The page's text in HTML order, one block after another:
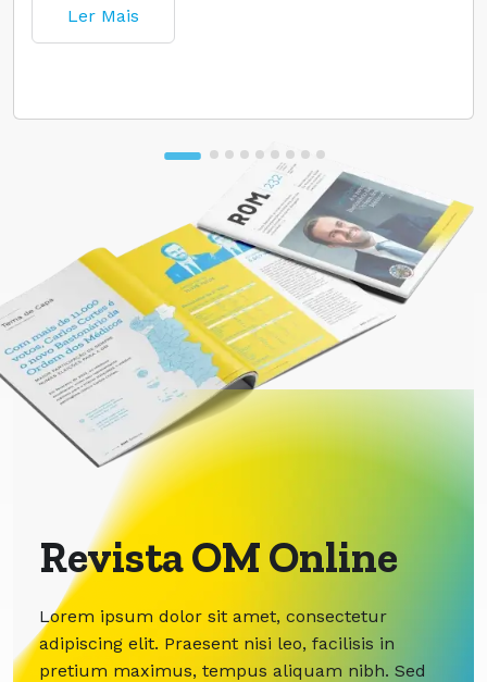
Ler Mais
Revista OM Online
Lorem ipsum dolor sit amet, consectetur
adipiscing elit. Praesent nisi leo, facilisis in
pretium maximus, tempus aliquam nibh. Sed